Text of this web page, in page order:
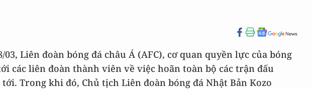
03, Liên đoàn bóng đá châu Á (AFC), cơ quan quyền lực của bóng
các liên đoàn thành viên về việc hoãn toàn bộ các trận đấu
Trong khi đó, Chủ tịch Liên đoàn bóng đá Nhật Bản Kozo